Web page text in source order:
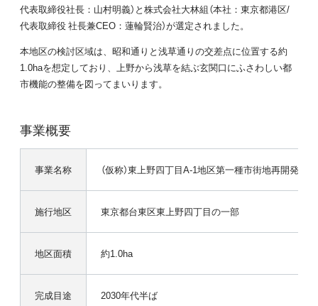
代表取締役社長：山村明義）と株式会社大林組（本社：東京都港区/
代表取締役 社長兼CEO：蓮輪賢治）が選定されました。
本地区の検討区域は、昭和通りと浅草通りの交差点に位置する約
1.0haを想定しており、上野から浅草を結ぶ玄関口にふさわしい都
市機能の整備を図ってまいります。
事業概要
事業名称 （仮称）東上野四丁目A-1地区第一種市街地再開発事業
施行地区 東京都台東区東上野四丁目の一部
地区面積 約1.0ha
完成目途 2030年代半ば